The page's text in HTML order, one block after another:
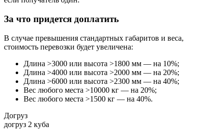
За что придется доплатить
В случае превышения стандартных габаритов и веса,
стоимость перевозки будет увеличена:
Длина >3000 или высота >1800 мм — на 10%;
Длина >4000 или высота >2000 мм — на 20%;
Длина >6000 или высота >2300 мм — на 40%;
Вес любого места >10000 кг — на 20%;
Вес любого места >1500 кг — на 40%.
Догруз
догруз 2 куба